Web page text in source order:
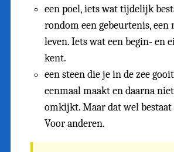
een poel, iets wat tijdelijk
rondom een gebeurtenis,
leven. Iets wat een begin- en
kent.
een steen die je in de zee
eenmaal maakt en daarna
omkijkt. Maar dat wel bestaat
Voor anderen.